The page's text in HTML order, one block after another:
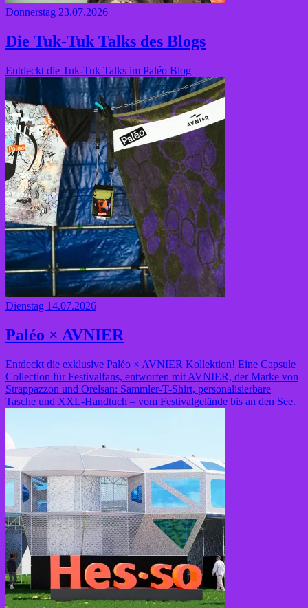
Donnerstag 23.07.2026
Die Tuk-Tuk Talks des Blogs
Entdeckt die Tuk-Tuk Talks im Paléo Blog
Dienstag 14.07.2026
Paléo × AVNIER
Entdeckt die exklusive Paléo × AVNIER Kollektion! Eine Capsule
Collection für Festivalfans, entworfen mit AVNIER, der Marke von
Strappazzon und Orelsan: Sammler-T-Shirt, personalisierbare
Tasche und XXL-Handtuch – vom Festivalgelände bis an den See.